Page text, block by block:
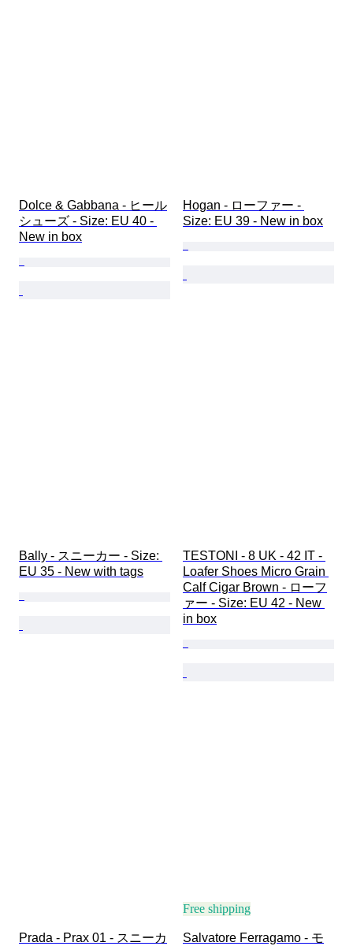
Dolce & Gabbana - ヒール
シューズ - Size: EU 40 -
New in box
Hogan - ローファー -
Size: EU 39 - New in box
Bally - スニーカー - Size:
EU 35 - New with tags
TESTONI - 8 UK - 42 IT -
Loafer Shoes Micro Grain
Calf Cigar Brown - ローフ
ァー - Size: EU 42 - New
in box
Prada - Prax 01 - スニーカ
Free shipping
Salvatore Ferragamo - モ